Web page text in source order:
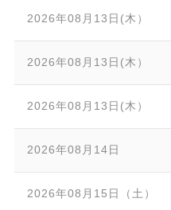
2026年08月13日(木）
2026年08月13日(木）
2026年08月13日(木）
2026年08月14日
2026年08月15日（土）